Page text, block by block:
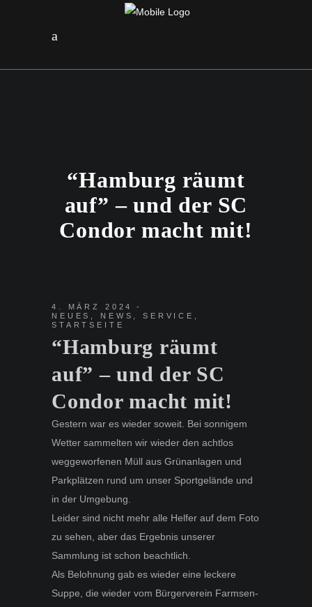
“Hamburg räumt
auf” – und der SC
Condor macht mit!
4. MÄRZ 2024
NEUES
NEWS ,SERVICE
STARTSEITE
“Hamburg räumt
auf” – und der SC
Condor macht mit!
Gestern war es wieder soweit. Bei sonnigem
Wetter sammelten wir wieder den achtlos
weggeworfenen Müll aus Grünanlagen und
Parkplätzen rund um unser Sportgelände und
in der Umgebung.
Leider sind nicht mehr alle Helfer auf dem Foto
zu sehen, aber das Ergebnis unserer
Sammlung ist schon beachtlich.
Als Belohnung gab es wieder eine leckere
Suppe, die wieder vom Bürgerverein Farmsen-